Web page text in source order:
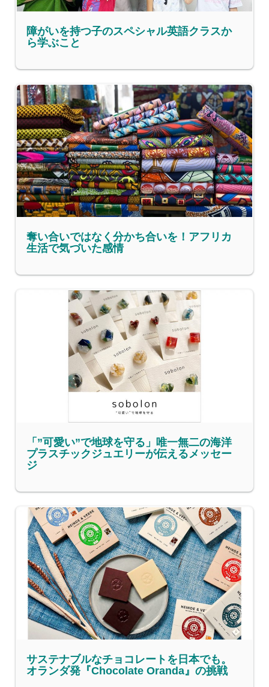
障がいを持つ子のスペシャル英語クラスか
ら学ぶこと
奪い合いではなく分かち合いを！アフリカ
生活で気づいた感情
「”可愛い”で地球を守る」唯一無二の海洋
プラスチックジュエリーが伝えるメッセー
ジ
サステナブルなチョコレートを日本でも。
オランダ発『Chocolate Oranda』の挑戦